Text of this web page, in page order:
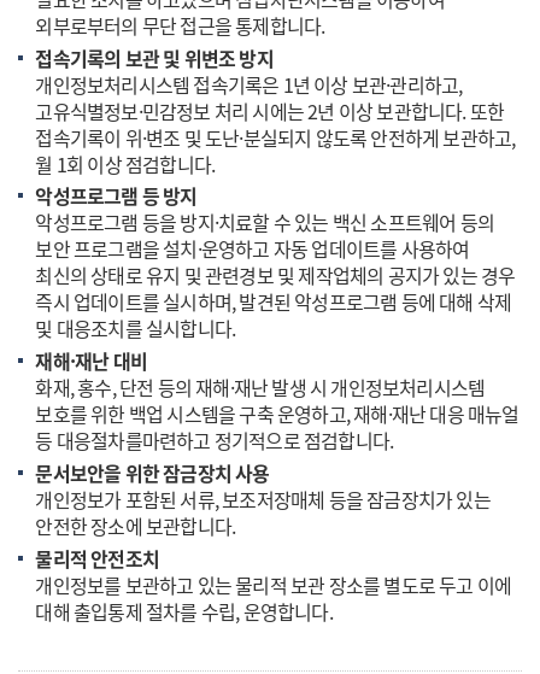
외부로부터의 무단 접근을 통제합니다.
접속기록의 보관 및 위변조 방지
개인정보처리시스템 접속기록은 1년 이상 보관·관리하고,
고유식별정보·민감정보 처리 시에는 2년 이상 보관합니다. 또한
접속기록이 위·변조 및 도난·분실되지 않도록 안전하게 보관하고,
월 1회 이상 점검합니다.
악성프로그램 등 방지
악성프로그램 등을 방지·치료할 수 있는 백신 소프트웨어 등의
보안 프로그램을 설치·운영하고 자동 업데이트를 사용하여
최신의 상태로 유지 및 관련경보 및 제작업체의 공지가 있는 경우
즉시 업데이트를 실시하며, 발견된 악성프로그램 등에 대해 삭제
및 대응조치를 실시합니다.
재해·재난 대비
화재, 홍수, 단전 등의 재해·재난 발생 시 개인정보처리시스템
보호를 위한 백업 시스템을 구축 운영하고, 재해·재난 대응 매뉴얼
등 대응절차를마련하고 정기적으로 점검합니다.
문서보안을 위한 잠금장치 사용
개인정보가 포함된 서류, 보조저장매체 등을 잠금장치가 있는
안전한 장소에 보관합니다.
물리적 안전조치
개인정보를 보관하고 있는 물리적 보관 장소를 별도로 두고 이에
대해 출입통제 절차를 수립, 운영합니다.